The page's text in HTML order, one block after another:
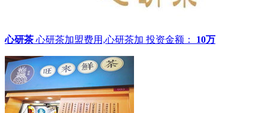
心研茶 心研茶加盟费用,心研茶加 投资金额： 10万